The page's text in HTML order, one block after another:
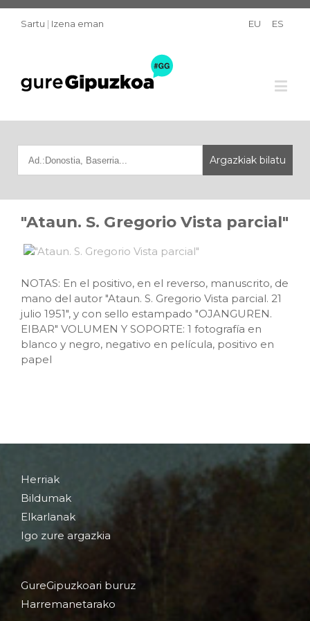
Sartu | Izena eman EU ES
"Ataun. S. Gregorio Vista parcial"
NOTAS: En el positivo, en el reverso, manuscrito, de
mano del autor "Ataun. S. Gregorio Vista parcial. 21
julio 1951", y con sello estampado "OJANGUREN.
EIBAR" VOLUMEN Y SOPORTE: 1 fotografía en
blanco y negro, negativo en película, positivo en
papel
Herriak
Bildumak
Elkarlanak
Igo zure argazkia
GureGipuzkoari buruz
Harremanetarako